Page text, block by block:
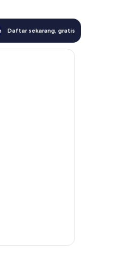
Daftar sekarang, gratis